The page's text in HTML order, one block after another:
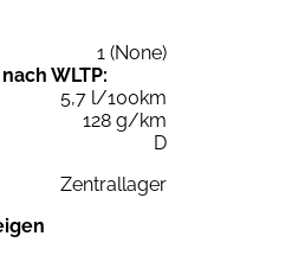
1 (None)
WLTP:
5,7 l/100km
128 g/km
D
Zentrallager